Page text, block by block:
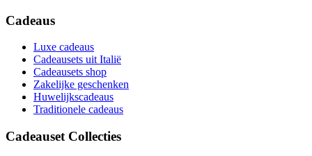
Cadeaus
Luxe cadeaus
Cadeausets uit Italië
Cadeausets shop
Zakelijke geschenken
Huwelijkscadeaus
Traditionele cadeaus
Cadeauset Collecties